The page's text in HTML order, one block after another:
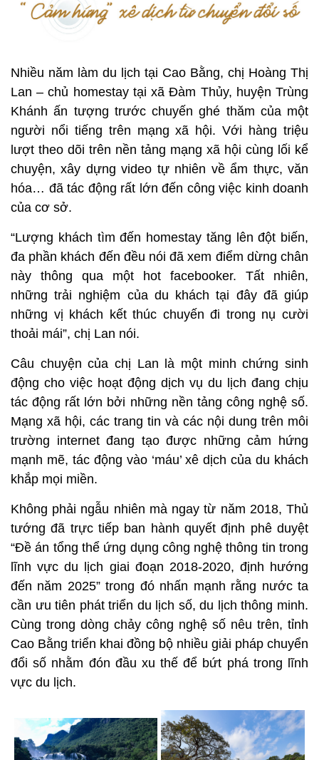
Nhiều năm làm du lịch tại Cao Bằng, chị Hoàng Thị
Lan – chủ homestay tại xã Đàm Thủy, huyện Trùng
Khánh ấn tượng trước chuyến ghé thăm của một
người nổi tiếng trên mạng xã hội. Với hàng triệu
lượt theo dõi trên nền tảng mạng xã hội cùng lối kể
chuyện, xây dựng video tự nhiên về ẩm thực, văn
hóa… đã tác động rất lớn đến công việc kinh doanh
của cơ sở.
“Lượng khách tìm đến homestay tăng lên đột biến,
đa phần khách đến đều nói đã xem điểm dừng chân
này thông qua một hot facebooker. Tất nhiên,
những trải nghiệm của du khách tại đây đã giúp
những vị khách kết thúc chuyến đi trong nụ cười
thoải mái”, chị Lan nói.
Câu chuyện của chị Lan là một minh chứng sinh
động cho việc hoạt động dịch vụ du lịch đang chịu
tác động rất lớn bởi những nền tảng công nghệ số.
Mạng xã hội, các trang tin và các nội dung trên môi
trường internet đang tạo được những cảm hứng
mạnh mẽ, tác động vào ‘máu’ xê dịch của du khách
khắp mọi miền.
Không phải ngẫu nhiên mà ngay từ năm 2018, Thủ
tướng đã trực tiếp ban hành quyết định phê duyệt
“Đề án tổng thể ứng dụng công nghệ thông tin trong
lĩnh vực du lịch giai đoạn 2018-2020, định hướng
đến năm 2025” trong đó nhấn mạnh rằng nước ta
cần ưu tiên phát triển du lịch số, du lịch thông minh.
Cùng trong dòng chảy công nghệ số nêu trên, tỉnh
Cao Bằng triển khai đồng bộ nhiều giải pháp chuyển
đổi số nhằm đón đầu xu thế để bứt phá trong lĩnh
vực du lịch.